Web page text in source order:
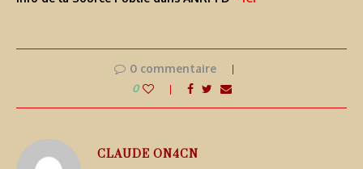
0 commentaire
0
CLAUDE ON4CN